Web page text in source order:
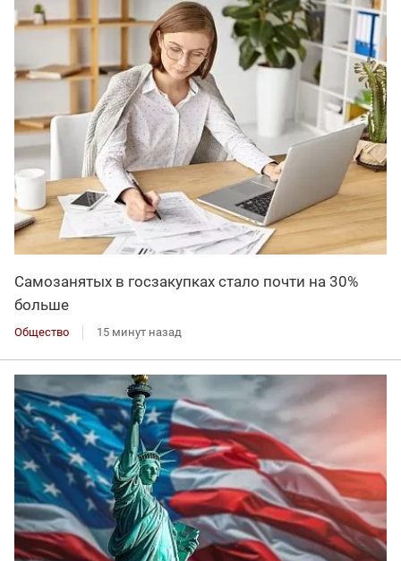
Самозанятых в госзакупках стало почти на 30%
больше
Общество 15 минут назад